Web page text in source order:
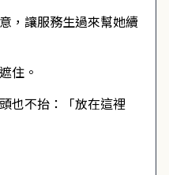
，讓服務生過來幫她續
住。
也不抬：「放在這裡